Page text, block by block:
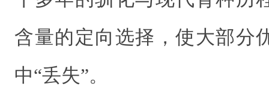
含量的定向选择，使大部分
中“丢失”。